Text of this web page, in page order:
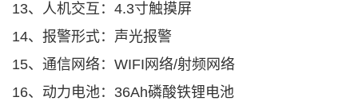
13、人机交互：4.3寸触摸屏
14、报警形式：声光报警
15、通信网络：WIFI网络/射频网络
16、动力电池：36Ah磷酸铁锂电池